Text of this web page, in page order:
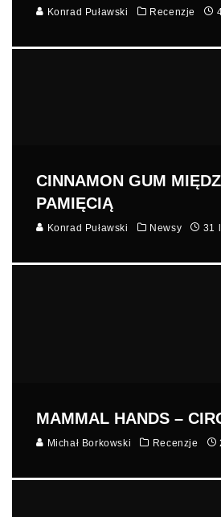
Konrad Puławski Recenzje
CINNAMON GUM
PAMIĘCIĄ
Konrad Puławski Newsy 31
MAMMAL HANDS –
Michał Borkowski Recenzje